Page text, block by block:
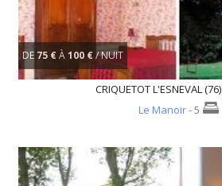
DE 75 €À100 €/ NUIT
CRIQUETOT L'ESNEVAL (76)
Le Manoir- 5